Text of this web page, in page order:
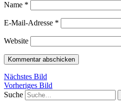
Name *
E-Mail-Adresse *
Website
Nächstes Bild
Vorheriges Bild
Suche